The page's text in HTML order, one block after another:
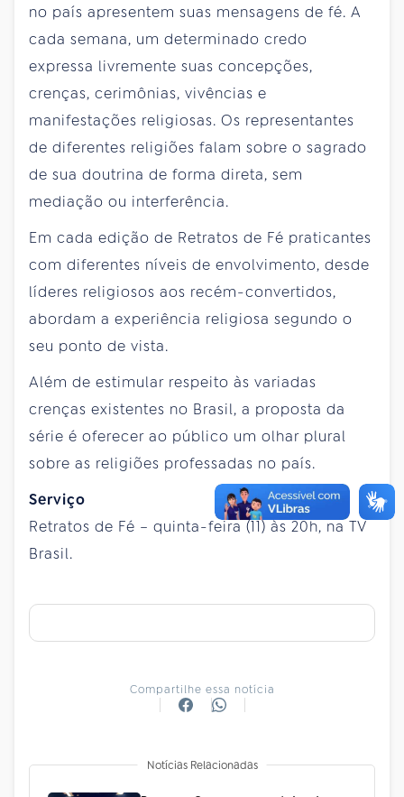
no país apresentem suas mensagens de fé. A
cada semana, um determinado credo
expressa livremente suas concepções,
crenças, cerimônias, vivências e
manifestações religiosas. Os representantes
de diferentes religiões falam sobre o sagrado
de sua doutrina de forma direta, sem
mediação ou interferência.
Em cada edição de Retratos de Fé praticantes
com diferentes níveis de envolvimento, desde
líderes religiosos aos recém-convertidos,
abordam a experiência religiosa segundo o
seu ponto de vista.
Além de estimular respeito às variadas
crenças existentes no Brasil, a proposta da
série é oferecer ao público um olhar plural
sobre as religiões professadas no país.
Serviço
Retratos de Fé – quinta-feira (11) às 20h, na TV
Brasil.
Compartilhe essa notícia
Notícias Relacionadas